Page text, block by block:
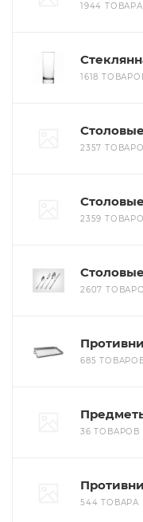
1944 ТОВАРА
1618
2357
2359
2607
685
36 ТОВАРОВ
544 ТОВАРА